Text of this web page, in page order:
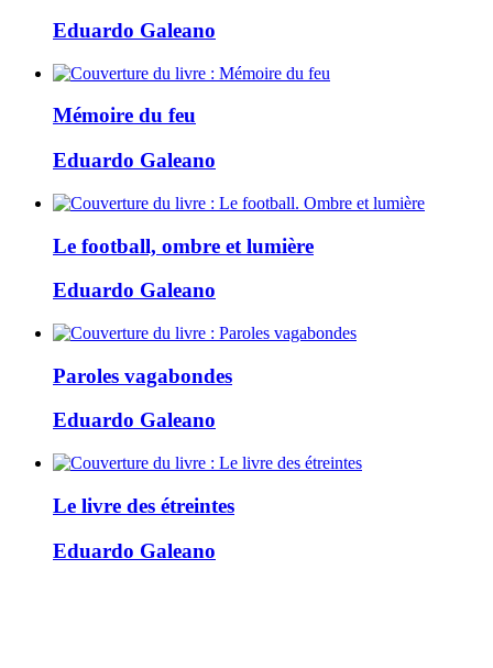
Eduardo Galeano
Mémoire du feu
Eduardo Galeano
Le football, ombre et lumière
Eduardo Galeano
Paroles vagabondes
Eduardo Galeano
Le livre des étreintes
Eduardo Galeano